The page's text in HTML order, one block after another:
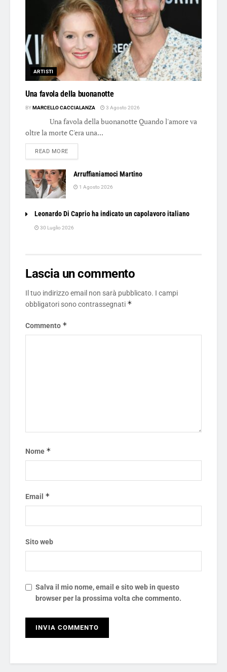
ARTISTI
Una favola della buonanotte
BYMARCELLO CACCIALANZA 3 Agosto 2026
Una favola della buonanotte Quando l'amore va
oltre la morte C'era una...
READ MOREDETAILS
Arruffianiamoci Martino
1 Agosto 2026
Leonardo Di Caprio ha indicato un capolavoro italiano
30 Luglio 2026
Lascia un commento
Il tuo indirizzo email non sarà pubblicato. I campi
obbligatori sono contrassegnati *
Commento *
Nome *
Email *
Sito web
Salva il mio nome, email e sito web in questo
browser per la prossima volta che commento.